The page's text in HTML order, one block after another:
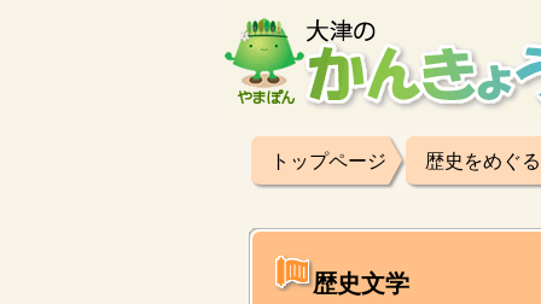
トップページ 歴史をめぐ
歴史文学